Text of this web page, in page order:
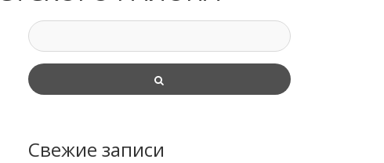
Свежие записи